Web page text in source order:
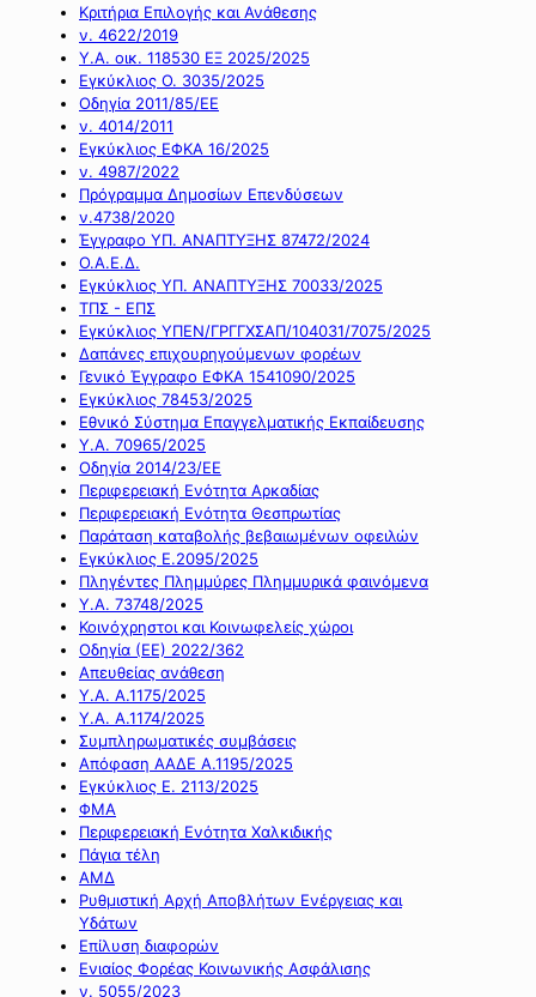
Κριτήρια Επιλογής και Ανάθεσης
ν. 4622/2019
Υ.Α. οικ. 118530 ΕΞ 2025/2025
Εγκύκλιος Ο. 3035/2025
Οδηγία 2011/85/ΕΕ
ν. 4014/2011
Εγκύκλιος ΕΦΚΑ 16/2025
ν. 4987/2022
Πρόγραμμα Δημοσίων Επενδύσεων
ν.4738/2020
Έγγραφο ΥΠ. ΑΝΑΠΤΥΞΗΣ 87472/2024
Ο.Α.Ε.Δ.
Εγκύκλιος ΥΠ. ΑΝΑΠΤΥΞΗΣ 70033/2025
ΤΠΣ - ΕΠΣ
Εγκύκλιος ΥΠΕΝ/ΓΡΓΓΧΣΑΠ/104031/7075/2025
Δαπάνες επιχουρηγούμενων φορέων
Γενικό Έγγραφο ΕΦΚΑ 1541090/2025
Εγκύκλιος 78453/2025
Εθνικό Σύστημα Επαγγελματικής Εκπαίδευσης
Υ.Α. 70965/2025
Οδηγία 2014/23/ΕΕ
Περιφερειακή Ενότητα Αρκαδίας
Περιφερειακή Ενότητα Θεσπρωτίας
Παράταση καταβολής βεβαιωμένων οφειλών
Εγκύκλιος Ε.2095/2025
Πληγέντες Πλημμύρες Πλημμυρικά φαινόμενα
Υ.Α. 73748/2025
Κοινόχρηστοι και Κοινωφελείς χώροι
Οδηγία (ΕΕ) 2022/362
Απευθείας ανάθεση
Υ.Α. Α.1175/2025
Υ.Α. Α.1174/2025
Συμπληρωματικές συμβάσεις
Απόφαση ΑΑΔΕ Α.1195/2025
Εγκύκλιος Ε. 2113/2025
ΦΜΑ
Περιφερειακή Ενότητα Χαλκιδικής
Πάγια τέλη
ΑΜΔ
Ρυθμιστική Αρχή Αποβλήτων Ενέργειας και
Υδάτων
Επίλυση διαφορών
Ενιαίος Φορέας Κοινωνικής Ασφάλισης
ν. 5055/2023